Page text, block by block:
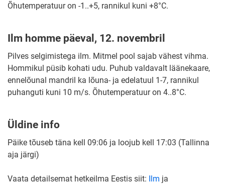
Õhutemperatuur on -1..+5, rannikul kuni +8°C.
Ilm homme päeval, 12. novembril
Pilves selgimistega ilm. Mitmel pool sajab vähest vihma.
Hommikul püsib kohati udu. Puhub valdavalt läänekaare,
ennelõunal mandril ka lõuna- ja edelatuul 1-7, rannikul
puhanguti kuni 10 m/s. Õhutemperatuur on 4..8°C.
Üldine info
Päike tõuseb täna kell 09:06 ja loojub kell 17:03 (Tallinna
aja järgi)
Vaata detailsemat hetkeilma Eestis siit: Ilm ja